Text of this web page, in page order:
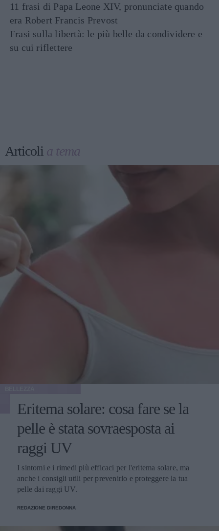
11 frasi di Papa Leone XIV, pronunciate quando
era Robert Francis Prevost
Frasi sulla libertà: le più belle da condividere e
su cui riflettere
Articoli a tema
Eritema solare: cosa fare se la
pelle è stata sovraesposta ai
raggi UV
I sintomi e i rimedi più efficaci per l'eritema solare, ma
anche i consigli utili per prevenirlo e proteggere la tua
pelle dai raggi UV.
REDAZIONE DIREDONNA